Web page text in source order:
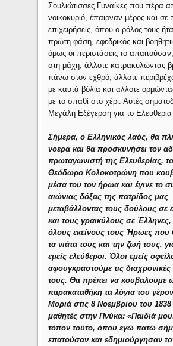
Σουλιώτισσες Γυναίκες που πέρα
νοικοκυριό, έπαιρναν μέρος και σε
επιχειρήσεις, όπου ο ρόλος τους
πρώτη φάση, εφεδρικός και
όμως οι περιστάσεις το
στη μάχη, άλλοτε κατρακυλώντας
πάνω στον εχθρό, άλλοτε
με καυτά βόλια και άλλοτε
με το σπαθί στο χέρι. Αυτές
Μεγάλη Εξέγερση για το
Σήμερα, ο Ελληνικός λαός, θα
νοερά και θα προσκυνήσει τον
πρωταγωνιστή της Ελευθερίας,
Θεόδωρο Κολοκοτρώνη που
μέσα του τον ήρωα και έγινε το
αιώνιας δόξας της πατρίδος μας
μεταβάλλοντας τους δούλους σε
και τους γραικύλους σε Έλληνες,
όλους εκείνους τους Ήρωες που
τα νιάτα τους και την ζωή τους,
εμείς ελεύθεροι. Όλοι εμείς
αφουγκραστούμε τις
τους. Θα πρέπει να κουβαλούμε
παρακαταθήκη τα λόγια του
Μοριά στις 8 Νοεμβρίου του
μαθητές στην Πνύκα: «Παιδιά
τόπον τούτο, όπου εγώ πατώ
επατούσαν και εδημιούργησαν